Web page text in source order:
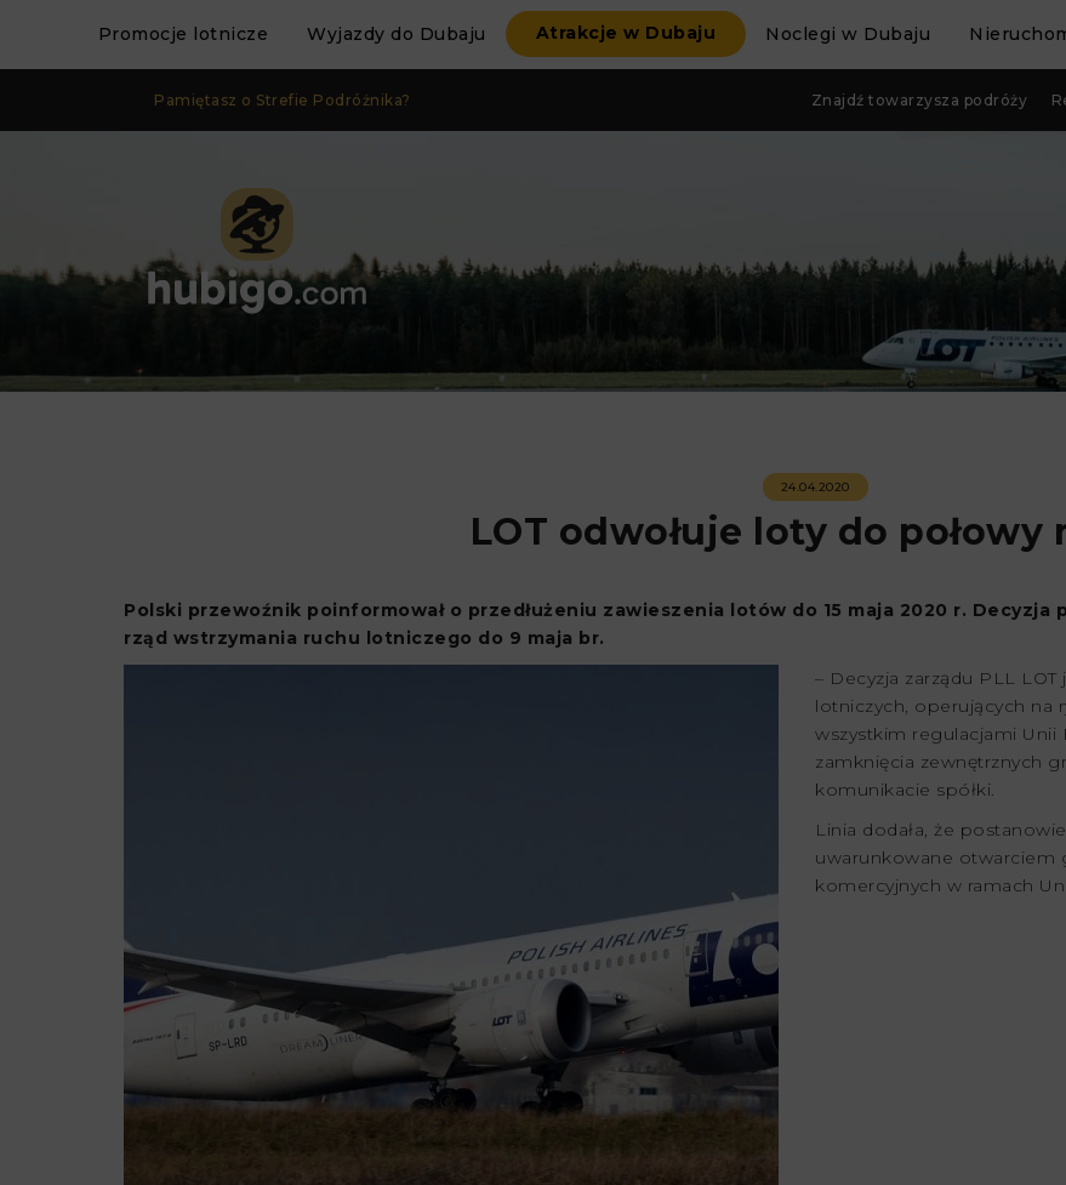
Promocje lotnicze Wyjazdy do Dubaju Atrakcje w Dubaju Noclegi w Dubaju
Pamiętasz o Strefie Podróżnika? Znajdź towarzysza podróży
24.04.2020
LOT odwołuje loty do połowy
Polski przewoźnik poinformował o przedłużeniu zawieszenia lotów do 15 maja 2020 r.
rząd wstrzymania ruchu lotniczego do 9 maja br.
– Decyzja zarządu PLL
lotniczych, operujących na
wszystkim regulacjami Unii
zamknięcia zewnętrznych
komunikacie spółki.
Linia dodała, że
uwarunkowane otwarciem
komercyjnych w ramach